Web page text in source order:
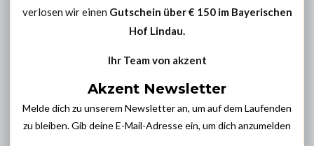
verlosen wir einen Gutschein über € 150 im Bayerischen
Hof Lindau.
Ihr Team von akzent
Akzent Newsletter
Melde dich zu unserem Newsletter an, um auf dem Laufenden
zu bleiben. Gib deine E-Mail-Adresse ein, um dich anzumelden